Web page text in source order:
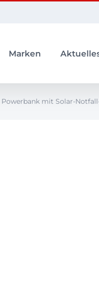
Marken
Powerbank mit Solar-